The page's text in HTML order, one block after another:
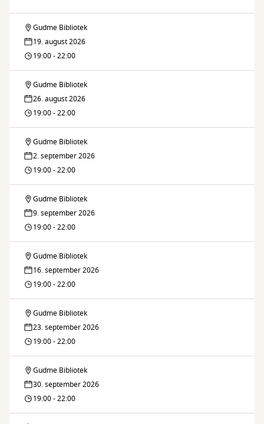
Gudme
Strikke
Gudme Bibliotek
19. august 2026
19:00 - 22:00
Gudme
Strikke
Gudme Bibliotek
26. august 2026
19:00 - 22:00
Gudme
Strikke
Gudme Bibliotek
2. september 2026
19:00 - 22:00
Gudme
Strikke
Gudme Bibliotek
9. september 2026
19:00 - 22:00
Gudme
Strikke
Gudme Bibliotek
16. september 2026
19:00 - 22:00
Gudme
Strikke
Gudme Bibliotek
23. september 2026
19:00 - 22:00
Gudme
Strikke
Gudme Bibliotek
30. september 2026
19:00 - 22:00